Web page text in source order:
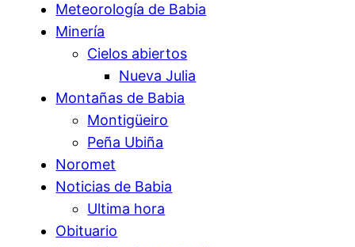
Meteorología de Babia
Minería
Cielos abiertos
Nueva Julia
Montañas de Babia
Montigüeiro
Peña Ubiña
Noromet
Noticias de Babia
Ultima hora
Obituario